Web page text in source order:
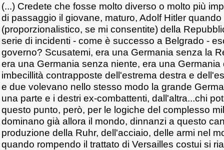
(...) Credete che fosse molto diverso o molto più
di passaggio il giovane, maturo, Adolf Hitler
(proporzionalistico, se mi consentite) della
serie di incidenti - come è successo a Belgrado -
governo? Scusatemi, era una Germania senza la
era una Germania senza niente, era una Germania
imbecillità contrapposte dell'estrema destra e
e due volevano nello stesso modo la grande
una parte e i destri ex-combattenti, dall'altra...chi
questo punto, però, per le logiche del complesso
dominano già allora il mondo, dinnanzi a questo
produzione della Ruhr, dell'acciaio, delle armi nel
quando rompendo il trattato di Versailles costui si